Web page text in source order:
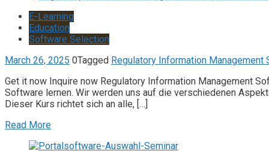
E-Learning
Education
Software Selection
March 26, 2025 0Tagged Regulatory Information Management
Get it now Inquire now Regulatory Information Management
Software lernen. Wir werden uns auf die verschiedenen
Dieser Kurs richtet sich an alle, […]
Read More